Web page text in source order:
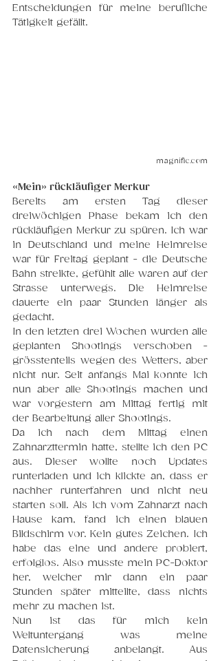
Entscheidungen für meine berufliche
Tätigkeit gefällt.
magnific.com
«Mein» rückläufiger Merkur
Bereits am ersten Tag dieser
dreiwöchigen Phase bekam ich den
rückläufigen Merkur zu spüren. Ich war
in Deutschland und meine Heimreise
war für Freitag geplant - die Deutsche
Bahn streikte, gefühlt alle waren auf der
Strasse unterwegs. Die Heimreise
dauerte ein paar Stunden länger als
gedacht.
In den letzten drei Wochen wurden alle
geplanten Shootings verschoben -
grösstenteils wegen des Wetters, aber
nicht nur. Seit anfangs Mai konnte ich
nun aber alle Shootings machen und
war vorgestern am Mittag fertig mit
der Bearbeitung aller Shootings.
Da ich nach dem Mittag einen
Zahnarzttermin hatte, stellte ich den PC
aus. Dieser wollte noch Updates
runterladen und ich klickte an, dass er
nachher runterfahren und nicht neu
starten soll. Als ich vom Zahnarzt nach
Hause kam, fand ich einen blauen
Bildschirm vor. Kein gutes Zeichen. Ich
habe das eine und andere probiert,
erfolglos. Also musste mein PC-Doktor
her, welcher mir dann ein paar
Stunden später mitteilte, dass nichts
mehr zu machen ist.
Nun ist das für mich kein
Weltuntergang was meine
Datensicherung anbelangt. Aus